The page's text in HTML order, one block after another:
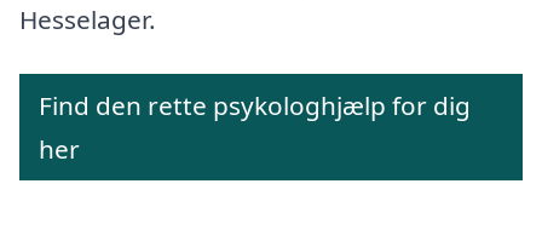
Hesselager.
Find den rette psykologhjælp for dig
her